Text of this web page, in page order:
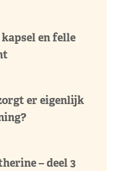
en felle
er eigenlijk
– deel 3